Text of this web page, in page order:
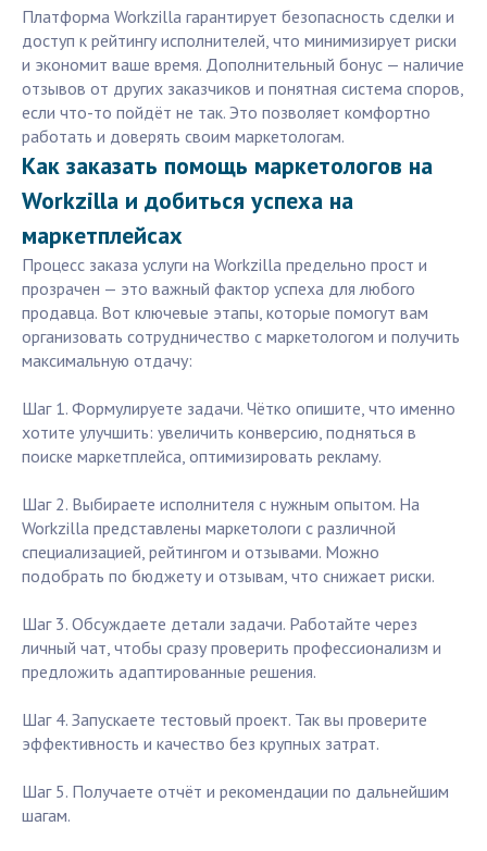
Платформа Workzilla гарантирует безопасность сделки и
доступ к рейтингу исполнителей, что минимизирует риски
и экономит ваше время. Дополнительный бонус — наличие
отзывов от других заказчиков и понятная система споров,
если что-то пойдёт не так. Это позволяет комфортно
работать и доверять своим маркетологам.
Как заказать помощь маркетологов на
Workzilla и добиться успеха на
маркетплейсах
Процесс заказа услуги на Workzilla предельно прост и
прозрачен — это важный фактор успеха для любого
продавца. Вот ключевые этапы, которые помогут вам
организовать сотрудничество с маркетологом и получить
максимальную отдачу:
Шаг 1. Формулируете задачи. Чётко опишите, что именно
хотите улучшить: увеличить конверсию, подняться в
поиске маркетплейса, оптимизировать рекламу.
Шаг 2. Выбираете исполнителя с нужным опытом. На
Workzilla представлены маркетологи с различной
специализацией, рейтингом и отзывами. Можно
подобрать по бюджету и отзывам, что снижает риски.
Шаг 3. Обсуждаете детали задачи. Работайте через
личный чат, чтобы сразу проверить профессионализм и
предложить адаптированные решения.
Шаг 4. Запускаете тестовый проект. Так вы проверите
эффективность и качество без крупных затрат.
Шаг 5. Получаете отчёт и рекомендации по дальнейшим
шагам.